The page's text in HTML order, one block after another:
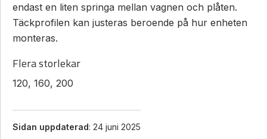
endast en liten springa mellan vagnen och plåten.
Täckprofilen kan justeras beroende på hur enheten
monteras.
Flera storlekar
120, 160, 200
Sidan uppdaterad: 24 juni 2025